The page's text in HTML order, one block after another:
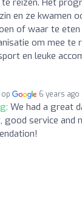
en ze kwamen
of waar te
om mee te
en leuke
6 years ago
We had a great
service and